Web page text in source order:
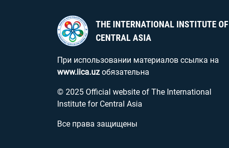
THE INTERNATIONAL INSTITUTE OF
CENTRAL ASIA
При использовании материалов ссылка на
www.iica.uz обязательна
© 2025 Official website of The International
Institute for Central Asia
Все права защищены